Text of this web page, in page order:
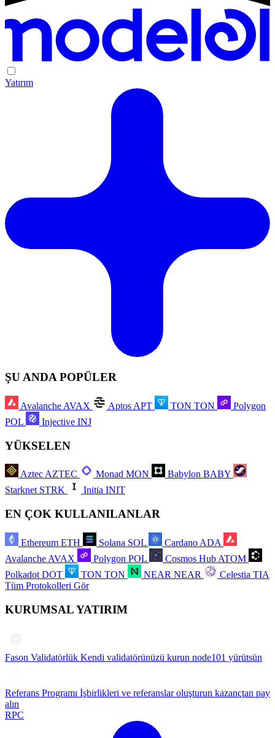
Yatırım
ŞU ANDA POPÜLER
Avalanche AVAX Aptos APT TON TON
Polygon
POL
Injective INJ
YÜKSELEN
AztecAZTEC Monad MON Babylon BABY
Starknet STRK Initia INIT
EN ÇOK KULLANILANLAR
Ethereum ETH Solana SOL Cardano ADA
Avalanche AVAX Polygon POL Cosmos Hub ATOM
Polkadot DOT TON TON NEAR NEAR Celestia TIA
Tüm Protokolleri Gör
KURUMSAL YATIRIM
Fason Validatörlük Kendi validatörünüzü kurun node101 yürütsün
Referans Programı İşbirlikleri ve referanslar oluşturun kazançtan pay
alın
RPC